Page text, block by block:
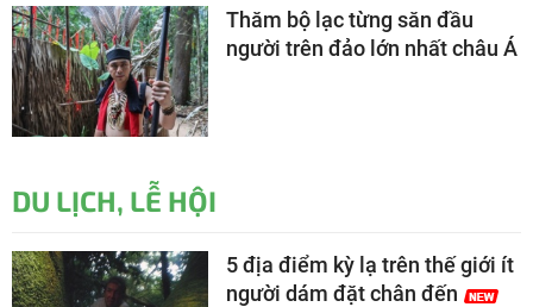
Thăm bộ lạc từng săn đầu
người trên đảo lớn nhất châu Á
DU LỊCH, LỄ HỘI
5 địa điểm kỳ lạ trên thế giới ít
người dám đặt chân đến